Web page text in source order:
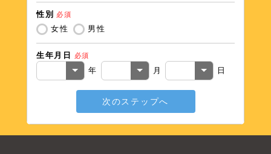
性別 必須
女性 男性
生年月日 必須
年 月 日
次のステップへ